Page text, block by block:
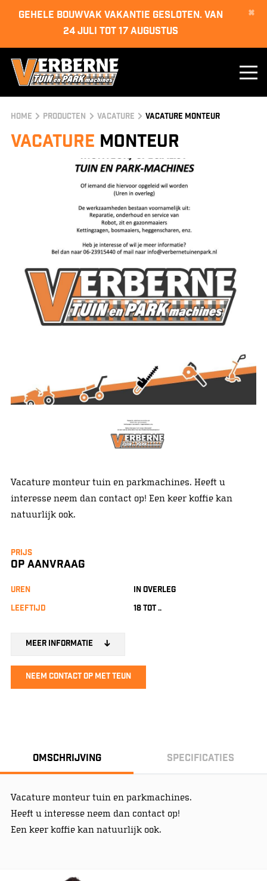
×
GEHELE BOUWVAK VAKANTIE GESLOTEN. van
24 juli tot 17 augustus
Home Producten Vacature Vacature Monteur
Vacature Monteur
Vacature monteur tuin en parkmachines. Heeft u
interesse neem dan contact op! Een keer koffie kan
natuurlijk ook.
Prijs
OP AANVRAAG
uren
in overleg
leeftijd
18 tot ..
Meer informatie
Neem contact op met Teun
Omschrijving Specificaties
Vacature monteur tuin en parkmachines.
Heeft u interesse neem dan contact op!
Een keer koffie kan natuurlijk ook.